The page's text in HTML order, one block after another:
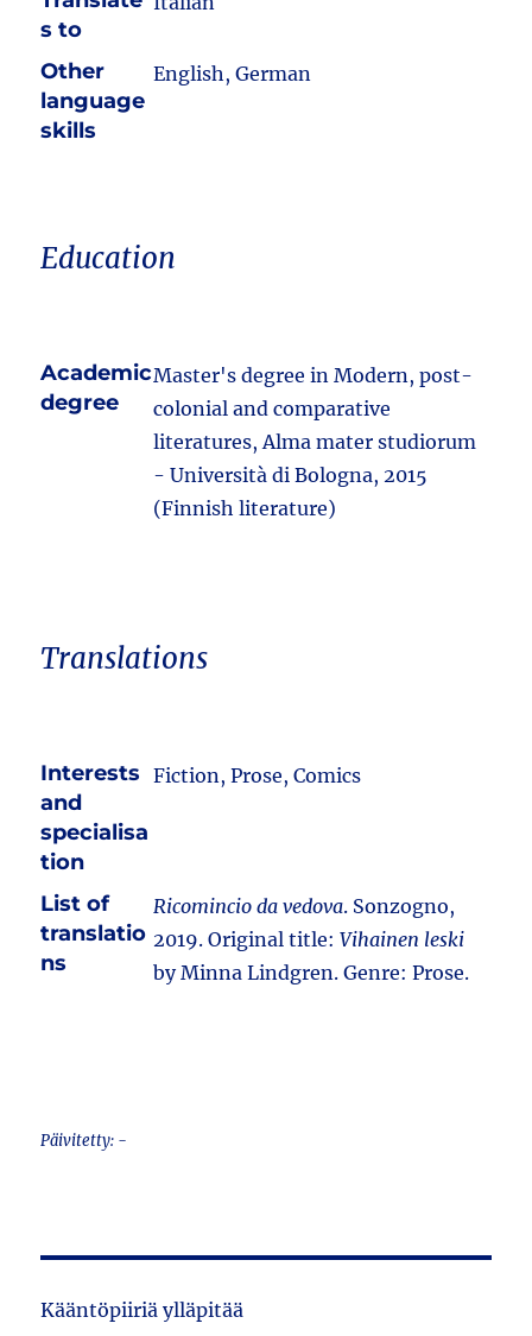
s to
Other
language
skills
English, German
Education
Academic
degree
Master's degree in Modern, post-
colonial and comparative
literatures, Alma mater studiorum
- Università di Bologna, 2015
(Finnish literature)
Translations
Interests
and
specialisa
tion
Fiction, Prose, Comics
List of
translatio
ns
Ricomincio da vedova. Sonzogno,
2019. Original title:Vihainen leski
by Minna Lindgren. Genre: Prose.
Päivitetty: -
Kääntöpiiriä ylläpitää